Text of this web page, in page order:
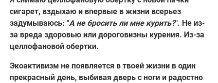
сигарет, вздыхаю и впервые в жизни всерьез
задумываюсь: "А не бросить ли мне курить?". Не из-
за вреда здоровью или дороговизны курения. Из-за
целлофановой обертки.
Экоактивизм не появляется в твоей жизни в один
прекрасный день, выбивая дверь с ноги и радостно